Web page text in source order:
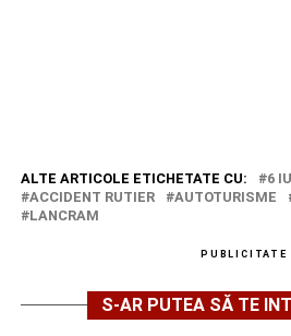
ALTE ARTICOLE ETICHETATE CU:
6
ACCIDENT RUTIER
AUTOTURISME
LANCRAM
PUBLICITATE
S-AR PUTEA SĂ TE